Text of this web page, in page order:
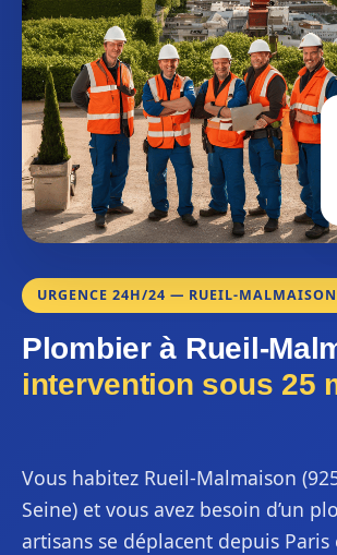
URGENCE 24H/24 — RUEIL-
Plombier à Rueil-
intervention sous 25
Vous habitez Rueil-Malmaison
Seine) et vous avez besoin d’un
artisans se déplacent depuis